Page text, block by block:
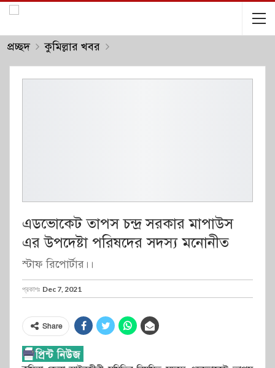
প্রচ্ছদ কুমিল্লার খবর
এডভোকেট তাপস চন্দ্র সরকার মাপাউস
এর উপদেষ্টা পরিষদের সদস্য মনোনীত
স্টাফ রিপোর্টার।।
প্রকাশঃ Dec 7, 2021
Share